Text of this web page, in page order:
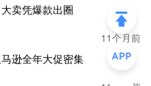
发布便携太阳能板，实现储
用户与场景，华宝新能推出
卖凭爆款出圈
11个月前
逊全年大促密集